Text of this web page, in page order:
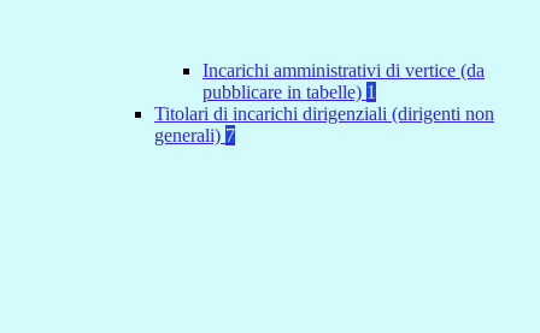
Incarichi amministrativi di vertice (da
pubblicare in tabelle) 1
Titolari di incarichi dirigenziali (dirigenti non
generali) 7